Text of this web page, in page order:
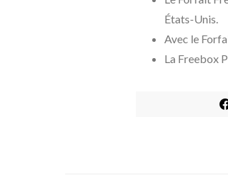
États-Unis.
Avec le
La Freebox